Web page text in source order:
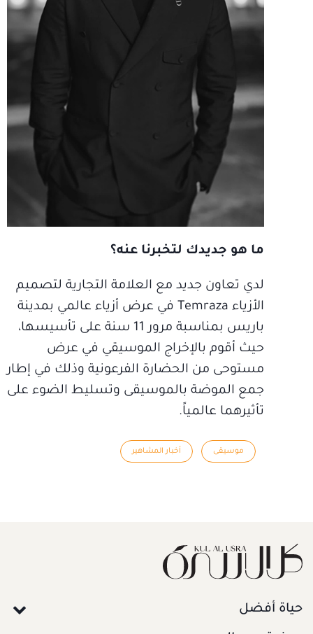
ما هو جديدك لتخبرنا عنه؟
لدي تعاون جديد مع العلامة التجارية لتصميم
الأزياء Temraza في عرض أزياء عالمي بمدينة
باريس بمناسبة مرور 11 سنة على تأسيسها،
حيث أقوم بالإخراج الموسيقي في عرض
مستوحى من الحضارة الفرعونية وذلك في إطار
جمع الموضة بالموسيقى وتسليط الضوء على
تأثيرهما عالمياً.
موسيقى أخبار المشاهير
حياة أفضل